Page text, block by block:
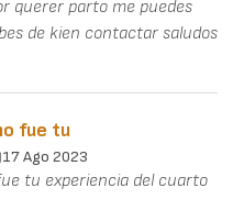
querer parto me puedes
de kien contactar saludos
fue tu
17 Ago 2023
tu experiencia del cuarto